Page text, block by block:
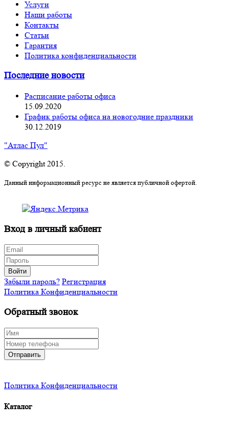
Услуги
Наши работы
Контакты
Статьи
Гарантия
Политика конфиденциальности
Последние новости
Расписание работы офиса
15.09.2020
График работы офиса на новогодние праздники
30.12.2019
"Атлас Пул"
© Copyright 2015.
Данный информационный ресурс не является публичной офертой.
Вход в личный кабиент
Войти
Забыли пароль? Регистрация
Политика Конфиденциальности
Обратный звонок
Отправить
Политика Конфиденциальности
Каталог